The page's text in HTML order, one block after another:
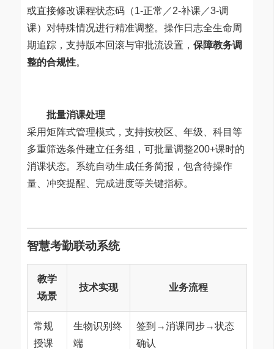
或直接修改课程状态码（1-正常／2-补课／3-调
课）对特殊情况进行精准调整。操作日志全生命周
期追踪，支持版本回滚与审批流设置， 保障教务调
整的合规性。
批量消课处理
采用矩阵式管理模式，支持按校区、年级、科目等
多重筛选条件建立任务组，可批量调整200+课时的
消课状态。系统自动生成任务简报，包含待操作
量、冲突提醒、完成进度等关键指标。
智慧考勤联动系统
教学
场景
技术实现 业务流程
常规
授课
生物识别终
端
签到→消课同步→状态
确认